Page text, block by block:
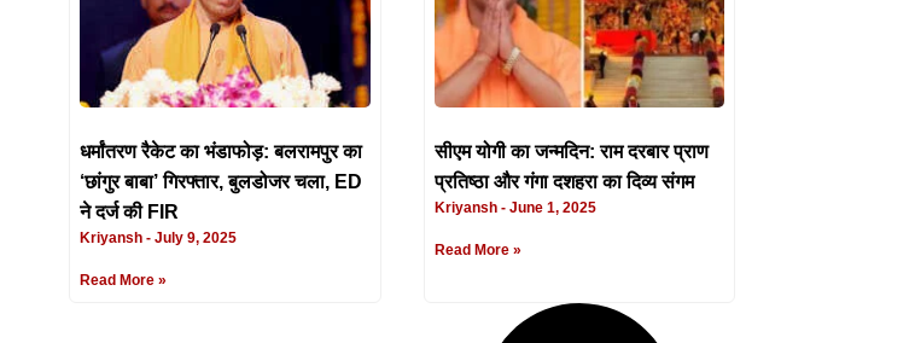
धर्मांतरण रैकेट का भंडाफोड़: बलरामपुर का
‘छांगुर बाबा’ गिरफ्तार, बुलडोजर चला, ED
ने दर्ज की FIR
Kriyansh July 9, 2025
Read More »
सीएम योगी का जन्मदिन: राम दरबार प्राण
प्रतिष्ठा और गंगा दशहरा का दिव्य संगम
Kriyansh June 1, 2025
Read More »